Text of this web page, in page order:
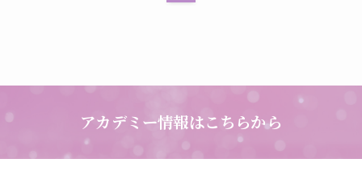
アカデミー情報はこちらから